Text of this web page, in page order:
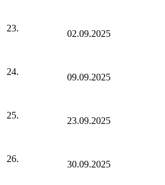
23.
02.09.2025
24.
09.09.2025
25.
23.09.2025
26.
30.09.2025